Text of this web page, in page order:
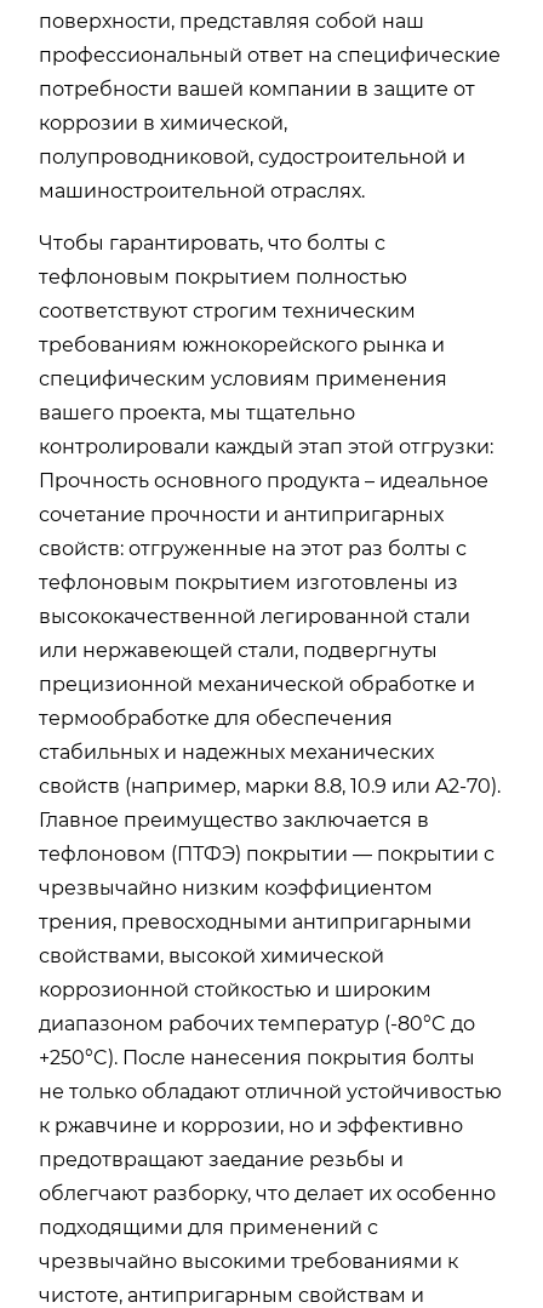
поверхности, представляя собой наш
профессиональный ответ на специфические
потребности вашей компании в защите от
коррозии в химической,
полупроводниковой, судостроительной и
машиностроительной отраслях.
Чтобы гарантировать, что болты с
тефлоновым покрытием полностью
соответствуют строгим техническим
требованиям южнокорейского рынка и
специфическим условиям применения
вашего проекта, мы тщательно
контролировали каждый этап этой отгрузки:
Прочность основного продукта – идеальное
сочетание прочности и антипригарных
свойств: отгруженные на этот раз болты с
тефлоновым покрытием изготовлены из
высококачественной легированной стали
или нержавеющей стали, подвергнуты
прецизионной механической обработке и
термообработке для обеспечения
стабильных и надежных механических
свойств (например, марки 8.8, 10.9 или A2-70).
Главное преимущество заключается в
тефлоновом (ПТФЭ) покрытии — покрытии с
чрезвычайно низким коэффициентом
трения, превосходными антипригарными
свойствами, высокой химической
коррозионной стойкостью и широким
диапазоном рабочих температур (-80°C до
+250°C). После нанесения покрытия болты
не только обладают отличной устойчивостью
к ржавчине и коррозии, но и эффективно
предотвращают заедание резьбы и
облегчают разборку, что делает их особенно
подходящими для применений с
чрезвычайно высокими требованиями к
чистоте, антипригарным свойствам и